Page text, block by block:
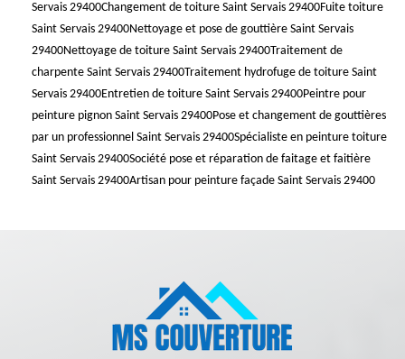
Servais 29400Changement de toiture Saint Servais 29400Fuite toiture
Saint Servais 29400Nettoyage et pose de gouttière Saint Servais
29400Nettoyage de toiture Saint Servais 29400Traitement de
charpente Saint Servais 29400Traitement hydrofuge de toiture Saint
Servais 29400Entretien de toiture Saint Servais 29400Peintre pour
peinture pignon Saint Servais 29400Pose et changement de gouttières
par un professionnel Saint Servais 29400Spécialiste en peinture toiture
Saint Servais 29400Société pose et réparation de faitage et faitière
Saint Servais 29400Artisan pour peinture façade Saint Servais 29400